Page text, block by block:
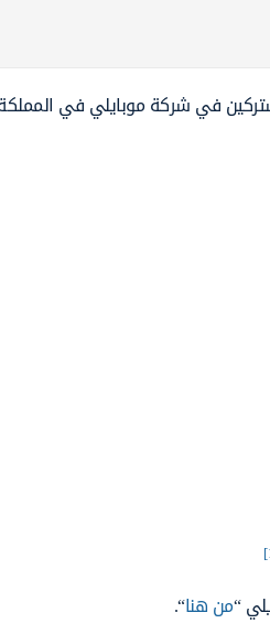
في شركة موبايلي في
“من هنا“.